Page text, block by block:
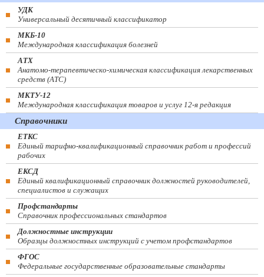
УДК
Универсальный десятичный классификатор
МКБ-10
Международная классификация болезней
АТХ
Анатомо-терапевтическо-химическая классификация лекарственных
средств (ATC)
МКТУ-12
Международная классификация товаров и услуг 12-я редакция
Справочники
ЕТКС
Единый тарифно-квалификационный справочник работ и профессий
рабочих
ЕКСД
Единый квалификационный справочник должностей руководителей,
специалистов и служащих
Профстандарты
Справочник профессиональных стандартов
Должностные инструкции
Образцы должностных инструкций с учетом профстандартов
ФГОС
Федеральные государственные образовательные стандарты